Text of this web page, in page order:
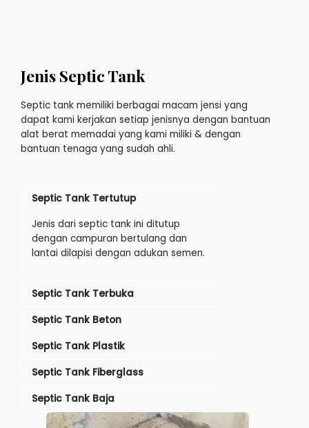
Jenis Septic Tank
Septic tank memiliki berbagai macam jensi yang
dapat kami kerjakan setiap jenisnya dengan bantuan
alat berat memadai yang kami miliki & dengan
bantuan tenaga yang sudah ahli.
Septic Tank Tertutup
Jenis dari septic tank ini ditutup
dengan campuran bertulang dan
lantai dilapisi dengan adukan semen.
Septic Tank Terbuka
Septic Tank Beton
Septic Tank Plastik
Septic Tank Fiberglass
Septic Tank Baja